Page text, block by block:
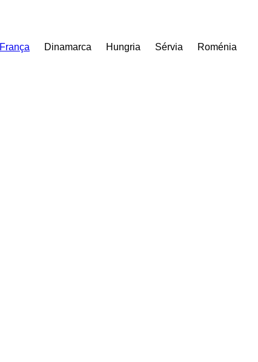
França Dinamarca Hungria Sérvia
Roménia